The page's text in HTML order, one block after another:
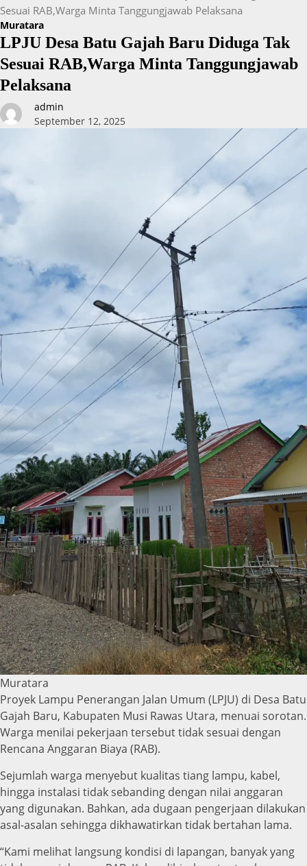
Sesuai RAB,Warga Minta Tanggungjawab Pelaksana
Muratara
LPJU Desa Batu Gajah Baru Diduga Tak
Sesuai RAB,Warga Minta Tanggungjawab
Pelaksana
admin
September 12, 2025
Muratara
Proyek Lampu Penerangan Jalan Umum (LPJU) di Desa Batu
Gajah Baru, Kabupaten Musi Rawas Utara, menuai sorotan.
Warga menilai pekerjaan tersebut tidak sesuai dengan
Rencana Anggaran Biaya (RAB).
Sejumlah warga menyebut kualitas tiang lampu, kabel,
hingga instalasi tidak sebanding dengan nilai anggaran
yang digunakan. Bahkan, ada dugaan pengerjaan dilakukan
asal-asalan sehingga dikhawatirkan tidak bertahan lama.
“Kami melihat langsung kondisi di lapangan, banyak yang